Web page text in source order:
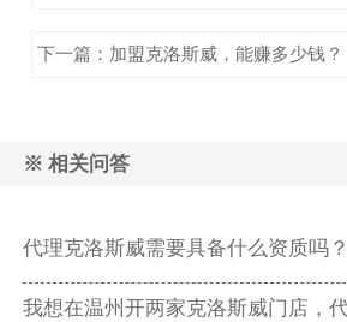
下一篇：加盟克洛斯威，能赚多少钱？
※ 相关问答
代理克洛斯威需要具备什么资质吗？
我想在温州开两家克洛斯威门店，